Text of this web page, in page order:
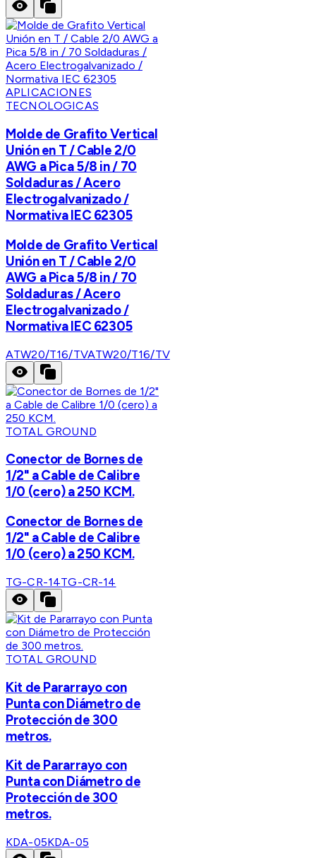
APLICACIONES
TECNOLOGICAS
Molde de Grafito Vertical
Unión en T / Cable 2/0
AWG a Pica 5/8 in / 70
Soldaduras / Acero
Electrogalvanizado /
Normativa IEC 62305
Molde de Grafito Vertical
Unión en T / Cable 2/0
AWG a Pica 5/8 in / 70
Soldaduras / Acero
Electrogalvanizado /
Normativa IEC 62305
ATW20/T16/TVATW20/T16/TV
TOTAL GROUND
Conector de Bornes de
1/2" a Cable de Calibre
1/0 (cero) a 250 KCM.
Conector de Bornes de
1/2" a Cable de Calibre
1/0 (cero) a 250 KCM.
TG-CR-14TG-CR-14
TOTAL GROUND
Kit de Pararrayo con
Punta con Diámetro de
Protección de 300
metros.
Kit de Pararrayo con
Punta con Diámetro de
Protección de 300
metros.
KDA-05KDA-05